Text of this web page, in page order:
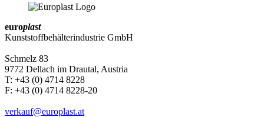
europlast
Kunststoffbehälterindustrie GmbH
Schmelz 83
9772 Dellach im Drautal, Austria
T: +43 (0) 4714 8228
F: +43 (0) 4714 8228-20
verkauf@europlast.at